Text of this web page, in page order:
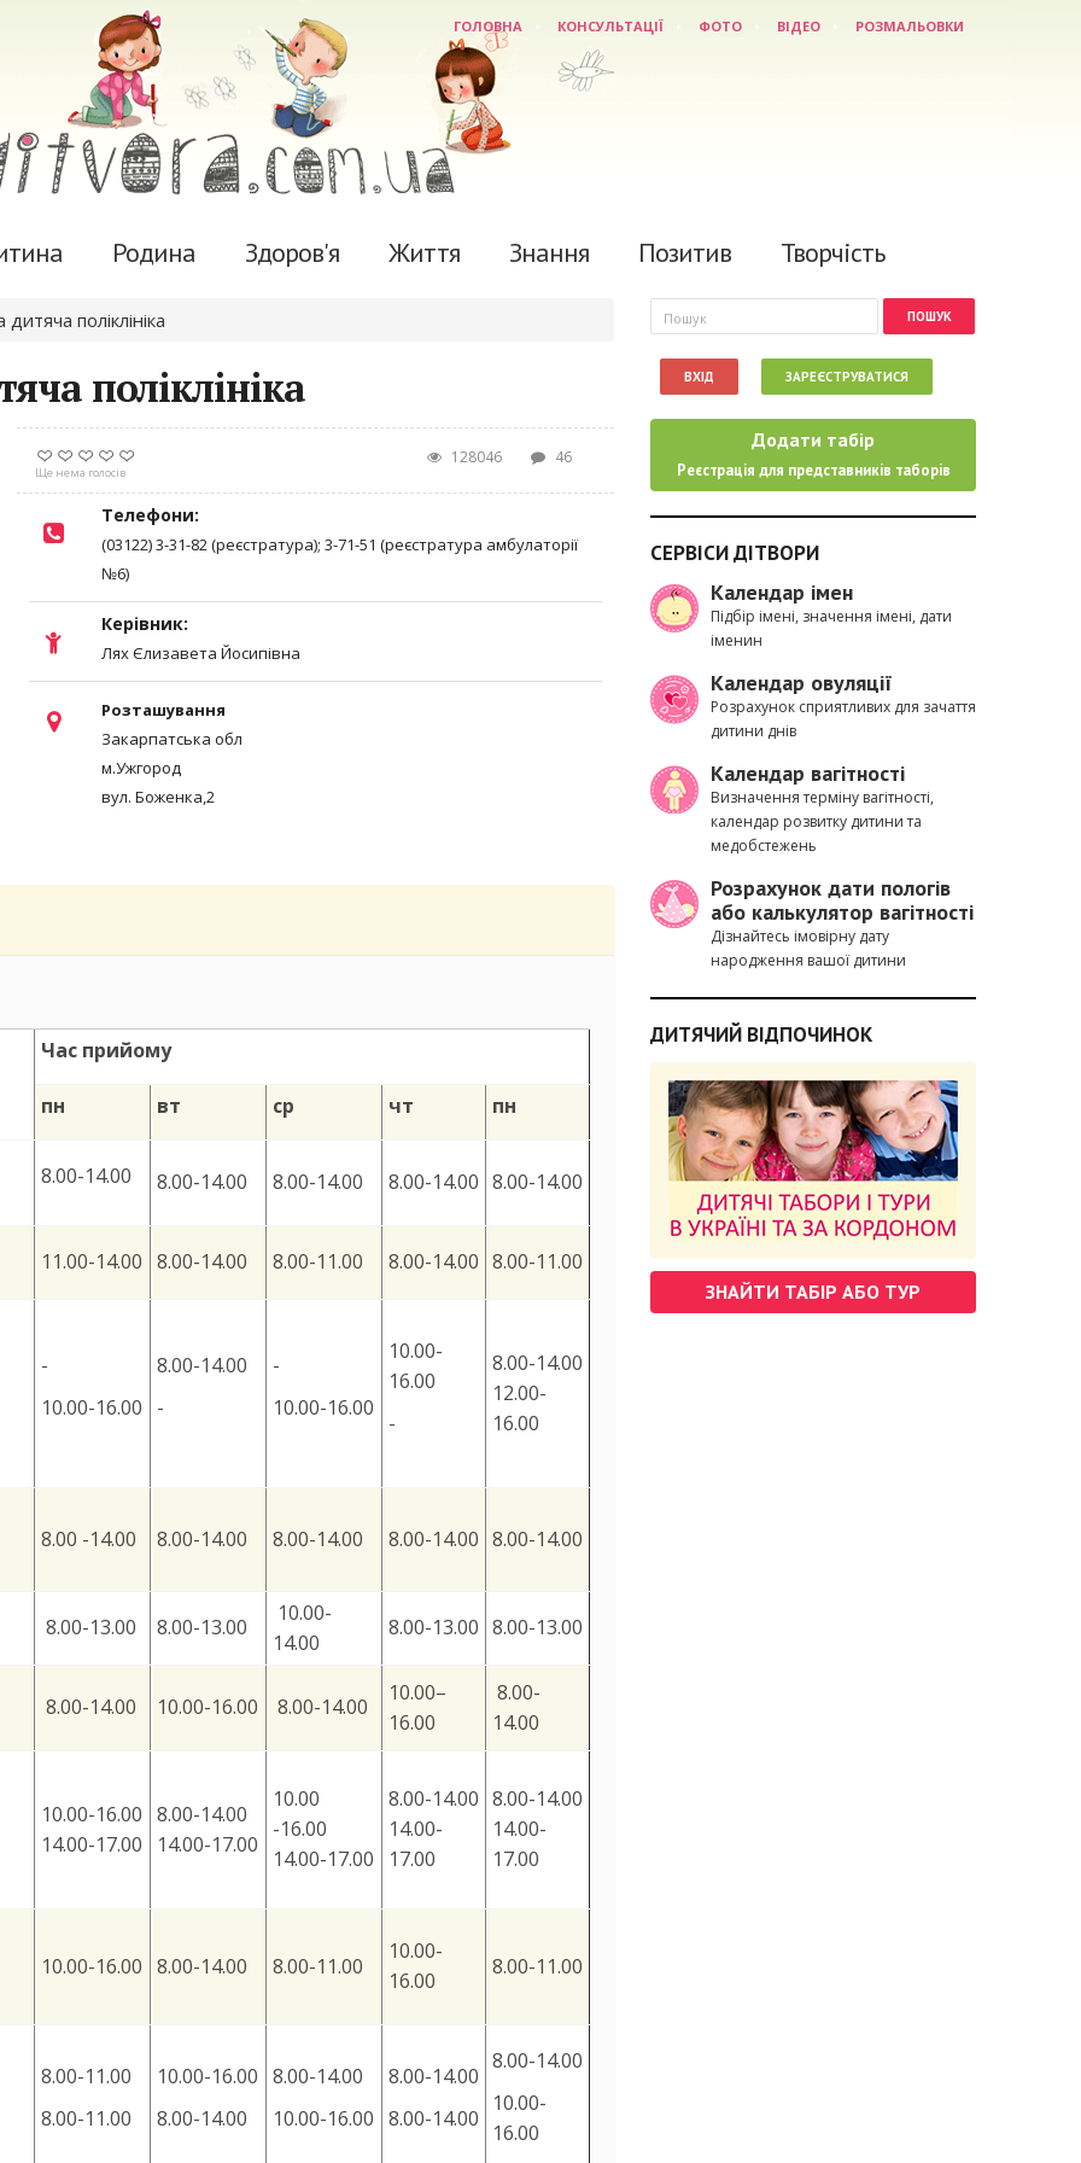
ГОЛОВНА КОНСУЛЬТАЦІЇ ФОТО ВІДЕО РОЗМАЛЬОВКИ
Родина Здоров'я Життя Знання Позитив Творчість
поліклініка
поліклініка
Ще нема голосів
128046 46
Телефони:
(03122) 3-31-82 (реєстратура); 3-71-51 (реєстратура амбулаторії
№6)
Керівник:
Лях Єлизавета Йосипівна
Розташування
Закарпатська обл
м.Ужгород
вул. Боженка,2
Час прийому
пн вт ср чт пн
8.00-14.00 8.00-14.00 8.00-14.00 8.00-14.00 8.00-14.00
11.00-14.00 8.00-14.00 8.00-11.00 8.00-14.00 8.00-11.00
-
10.00-16.00
8.00-14.00
-
-
10.00-16.00
10.00-
16.00
-
8.00-14.00
12.00-
16.00
8.00 -14.00 8.00-14.00 8.00-14.00 8.00-14.00 8.00-14.00
8.00-13.00 8.00-13.00
10.00-
14.00
8.00-13.00 8.00-13.00
8.00-14.00 10.00-16.00 8.00-14.00
10.00–
16.00
8.00-
14.00
10.00-16.00
14.00-17.00
8.00-14.00
14.00-17.00
10.00
-16.00
14.00-17.00
8.00-14.00
14.00-
17.00
8.00-14.00
14.00-
17.00
10.00-16.00 8.00-14.00 8.00-11.00
10.00-
16.00
8.00-11.00
8.00-11.00
8.00-11.00
10.00-16.00
8.00-14.00
8.00-14.00
10.00-16.00
8.00-14.00
8.00-14.00
8.00-14.00
10.00-
16.00
Пошукова форма
Пошук
ВХІД ЗАРЕЄСТРУВАТИСЯ
Додати табір
Реєстрація для представників таборів
СЕРВІСИ ДІТВОРИ
Календар імен
Підбір імені, значення імені, дати
іменин
Календар овуляції
Розрахунок сприятливих для зачаття
дитини днів
Календар вагітності
Визначення терміну вагітності,
календар розвитку дитини та
медобстежень
Розрахунок дати пологів
або калькулятор вагітності
Дізнайтесь імовірну дату
народження вашої дитини
ДИТЯЧИЙ ВІДПОЧИНОК
ЗНАЙТИ ТАБІР АБО ТУР